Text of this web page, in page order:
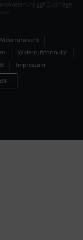
und ggf. Zuschläge
Widerrufsformular
Impressum